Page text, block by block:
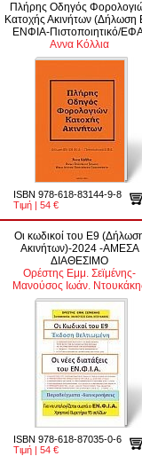
Πλήρης Οδηγός
Κατοχής Ακινήτων (Δήλωση
ΕΝΦΙΑ-Πιστοποιητικό/
Αννα Κόλλια
ISBN 978-618-83144-9-8
Τιμή | 54 €
Οι κωδικοί του Ε9
Ακινήτων)-2024 -ΑΜΕΣΑ
ΔΙΑΘΕΣΙΜΟ
Ορέστης Εμμ. Σεϊμένης-
Μανούσος Ιωάν.
ISBN 978-618-87035-0-6
Τιμή | 54 €